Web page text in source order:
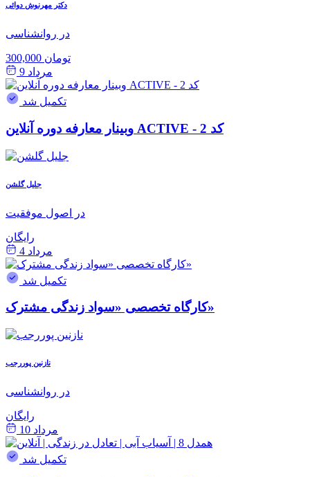
دکتر مهرنوش دوائی
در روانشناسی
300,000 تومان
مرداد 9
تکمیل شد
وبینار معارفه دوره آنلاین ACTIVE - کد 2
جلیل گلشن
در اصول موفقیت
رایگان
مرداد 4
تکمیل شد
کارگاه تخصصی «سواد زندگی مشترک»
نازنین پوررجب
در روانشناسی
رایگان
مرداد 10
تکمیل شد